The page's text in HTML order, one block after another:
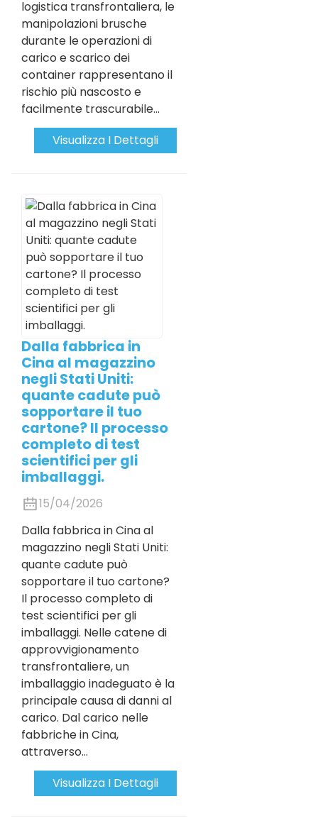
logistica transfrontaliera, le
manipolazioni brusche
durante le operazioni di
carico e scarico dei
container rappresentano il
rischio più nascosto e
facilmente trascurabile...
Visualizza I Dettagli
Dalla fabbrica in
Cina al magazzino
negli Stati Uniti:
quante cadute può
sopportare il tuo
cartone? Il processo
completo di test
scientifici per gli
imballaggi.
15/04/2026
Dalla fabbrica in Cina al
magazzino negli Stati Uniti:
quante cadute può
sopportare il tuo cartone?
Il processo completo di
test scientifici per gli
imballaggi. Nelle catene di
approvvigionamento
transfrontaliere, un
imballaggio inadeguato è la
principale causa di danni al
carico. Dal carico nelle
fabbriche in Cina,
attraverso...
Visualizza I Dettagli